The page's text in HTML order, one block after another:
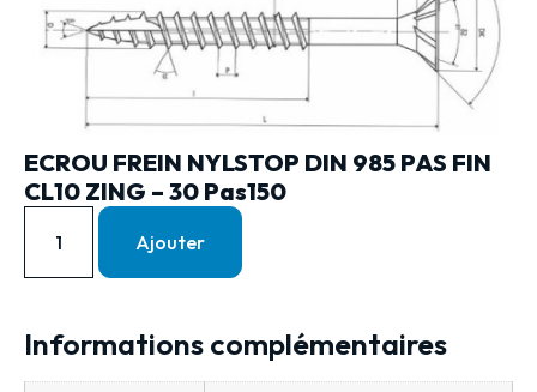
ECROU FREIN NYLSTOP DIN 985 PAS FIN
CL10 ZING – 30 Pas150
Ajouter
Informations complémentaires